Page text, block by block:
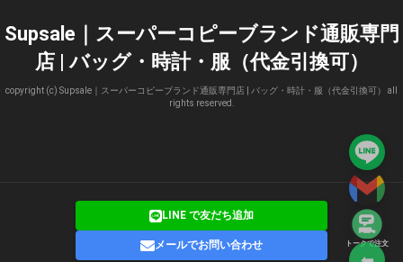
トークで注文
Supsale｜スーパーコピーブランド通販専門
店 | バッグ・時計・服（代金引換可）
copyright (c) Supsale｜スーパーコピーブランド通販専門店 | バッグ・時計・服（代金引換可） all
rights reserved.
LINE で友だち追加
メールでお問い合わせ